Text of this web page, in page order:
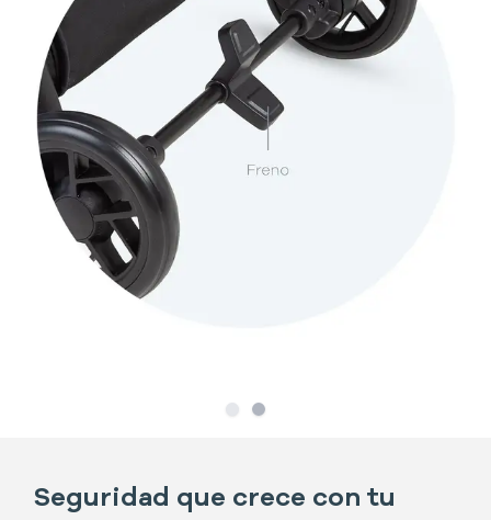
SlideSlide
Seguridad que crece con tu